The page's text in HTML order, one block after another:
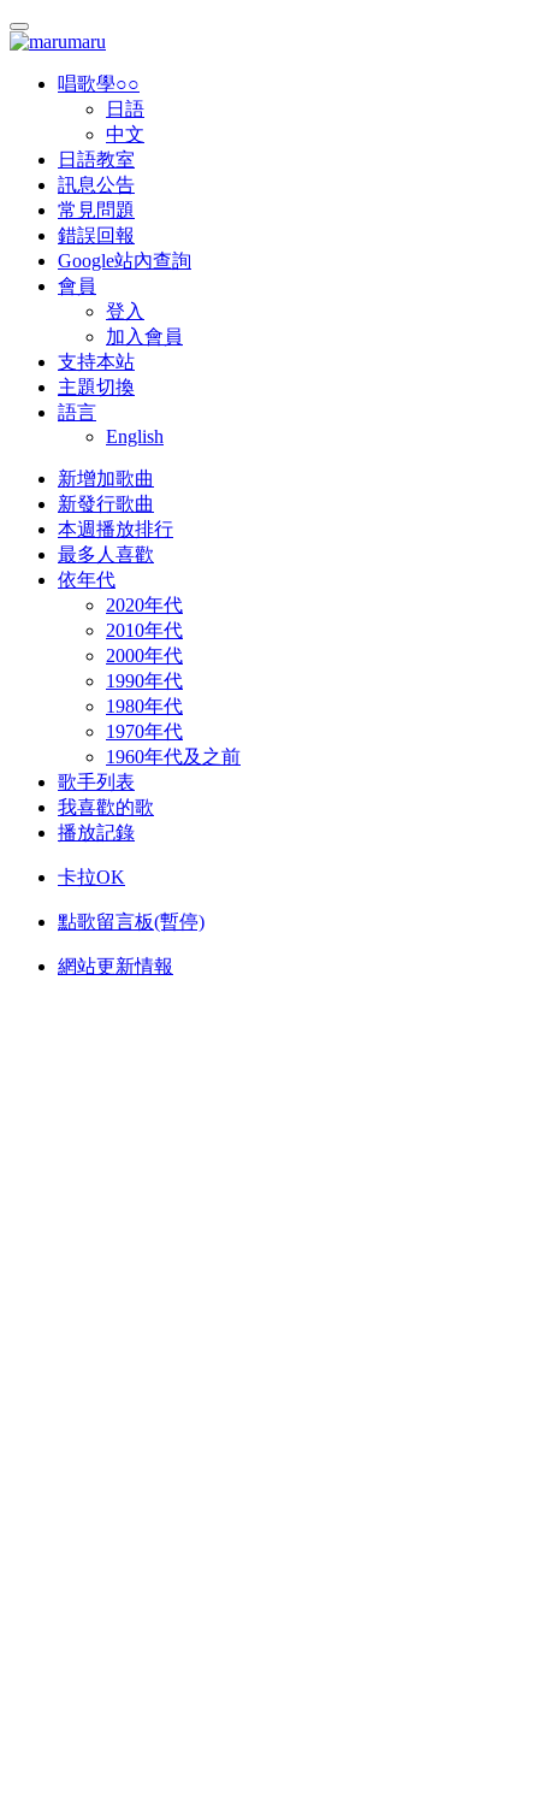
唱歌學○○
日語
中文
日語教室
訊息公告
常見問題
錯誤回報
Google站內查詢
會員
登入
加入會員
支持本站
主題切換
語言
English
新增加歌曲
新發行歌曲
本週播放排行
最多人喜歡
依年代
2020年代
2010年代
2000年代
1990年代
1980年代
1970年代
1960年代及之前
歌手列表
我喜歡的歌
播放記錄
卡拉OK
點歌留言板(暫停)
網站更新情報